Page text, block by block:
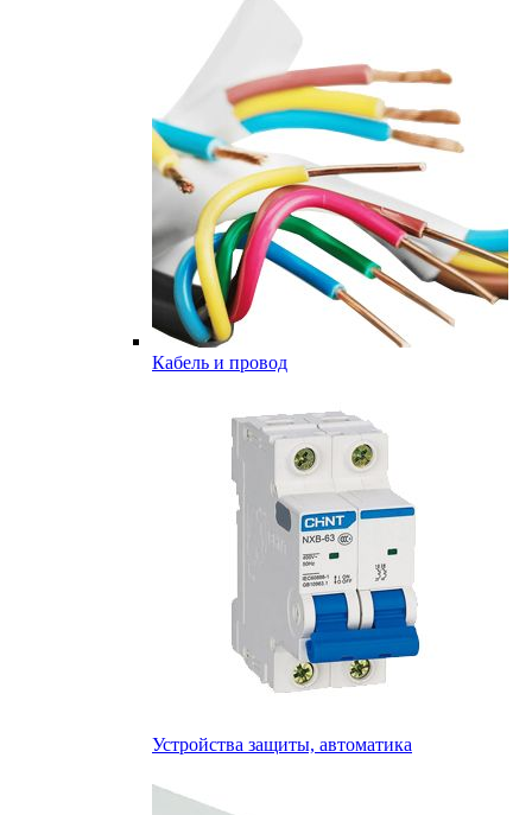
Кабель и провод
Устройства защиты, автоматика